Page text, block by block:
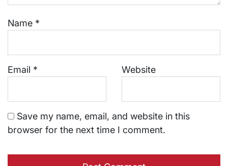
Name *
Email * Website
Save my name, email, and website in this
browser for the next time I comment.